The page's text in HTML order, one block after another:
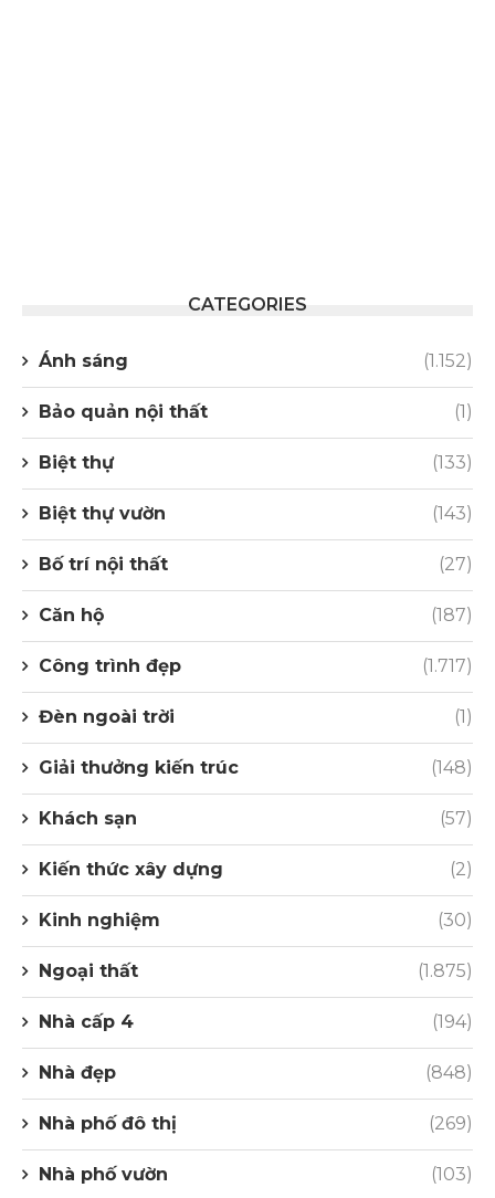
CATEGORIES
Ánh sáng (1.152)
Bảo quản nội thất (1)
Biệt thự (133)
Biệt thự vườn (143)
Bố trí nội thất (27)
Căn hộ (187)
Công trình đẹp (1.717)
Đèn ngoài trời (1)
Giải thưởng kiến trúc (148)
Khách sạn (57)
Kiến thức xây dựng (2)
Kinh nghiệm (30)
Ngoại thất (1.875)
Nhà cấp 4 (194)
Nhà đẹp (848)
Nhà phố đô thị (269)
Nhà phố vườn (103)